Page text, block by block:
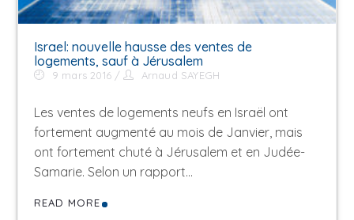
Israel: nouvelle hausse des ventes de
logements, sauf à Jérusalem
9 mars 2016 Arnaud SAYEGH
Les ventes de logements neufs en Israël ont
fortement augmenté au mois de Janvier, mais
ont fortement chuté à Jérusalem et en Judée-
Samarie. Selon un rapport…
READ MORE